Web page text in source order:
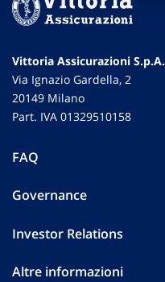
Vittoria Assicurazioni S.p.A.
Via Ignazio Gardella, 2
20149 Milano
Part. IVA 01329510158
FAQ
Governance
Investor Relations
Altre informazioni